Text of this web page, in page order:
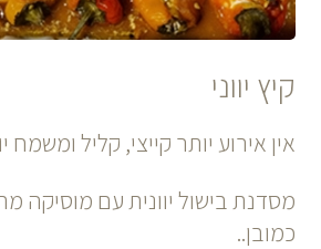
קיץ יווני
אין אירוע יותר קייצי, קליל ומשמח
מסדנת בישול יוונית עם מוסיקה
כמובן..